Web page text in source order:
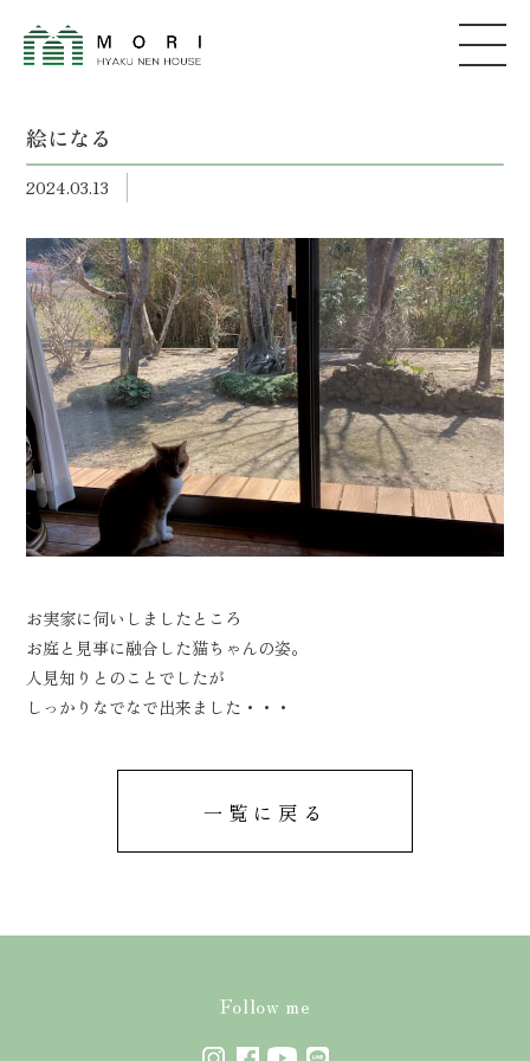
株式会社森建築
コンセプト
イベント情報
当社の実績
お知らせ
プレゼン用模型
家が建つまで
サービス
お問い合わせ
絵になる
2024.03.13
お実家に伺いしましたところ
お庭と見事に融合した猫ちゃんの姿。
人見知りとのことでしたが
しっかりなでなで出来ました・・・
一覧に戻る
Follow me